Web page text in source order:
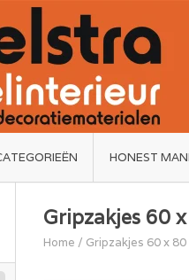
HONEST
Gripzakjes 60
Home / Gripzakjes 60 x